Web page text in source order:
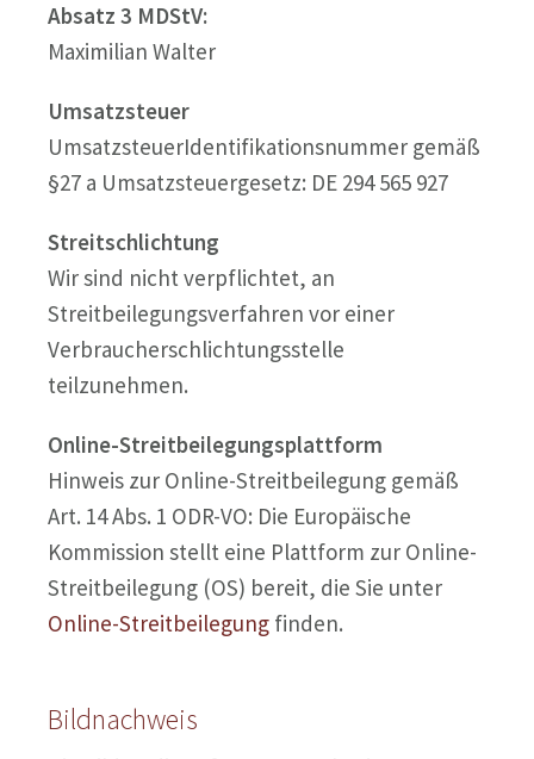
Absatz 3 MDStV:
Maximilian Walter
Umsatzsteuer
UmsatzsteuerIdentifikationsnummer gemäß
§27 a Umsatzsteuergesetz: DE 294 565 927
Streitschlichtung
Wir sind nicht verpflichtet, an
Streitbeilegungsverfahren vor einer
Verbraucherschlichtungsstelle
teilzunehmen.
Online-Streitbeilegungsplattform
Hinweis zur Online-Streitbeilegung gemäß
Art. 14 Abs. 1 ODR-VO: Die Europäische
Kommission stellt eine Plattform zur Online-
Streitbeilegung (OS) bereit, die Sie unter
Online-Streitbeilegung finden.
Bildnachweis